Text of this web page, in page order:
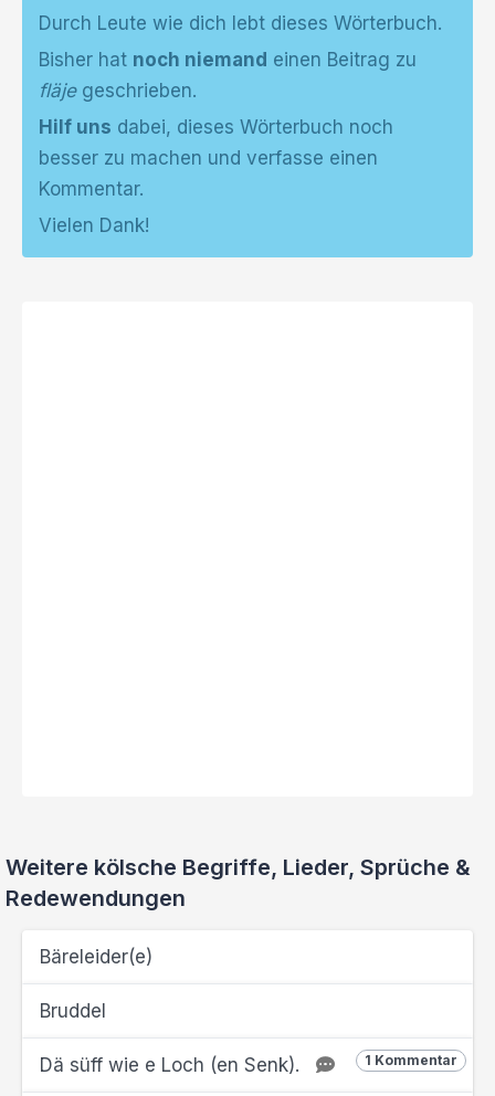
Durch Leute wie dich lebt dieses Wörterbuch.
Bisher hat noch niemand einen Beitrag zu
fläjegeschrieben.
Hilf uns dabei, dieses Wörterbuch noch
besser zu machen und verfasse einen
Kommentar.
Vielen Dank!
Weitere kölsche Begriffe, Lieder, Sprüche &
Redewendungen
Bäreleider(e)
Bruddel
1 Kommentar
Dä süff wie e Loch (en Senk).